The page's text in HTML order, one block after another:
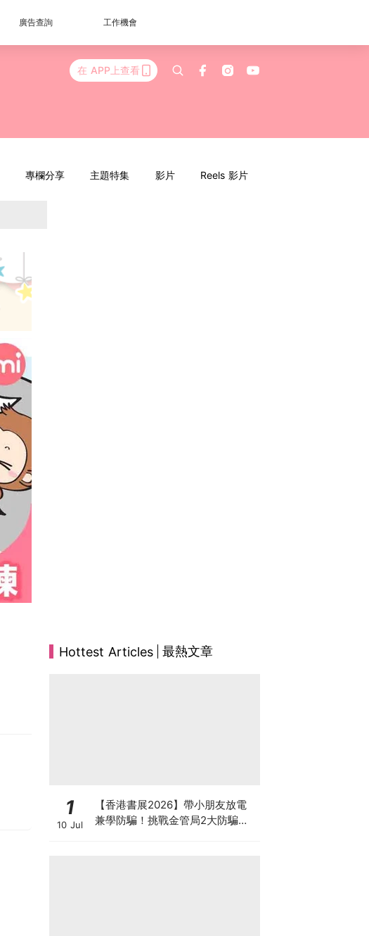
廣告查詢 工作機會
在 APP上查看
專欄分享 主題特集 影片 Reels 影片
Hottest Articles 最熱文章
1
10 Jul
【香港書展2026】帶小朋友放電
兼學防騙！挑戰金管局2大防騙遊